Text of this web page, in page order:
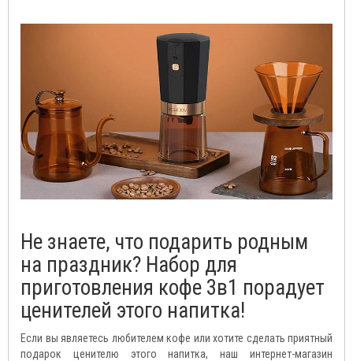
Не знаете, что подарить родным
на праздник? Набор для
приготовления кофе 3в1 порадует
ценителей этого напитка!
Если вы являетесь любителем кофе или хотите сделать приятный
подарок ценителю этого напитка, наш интернет-магазин